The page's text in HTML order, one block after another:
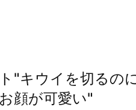
"キウイを切るの
顔が可愛い"